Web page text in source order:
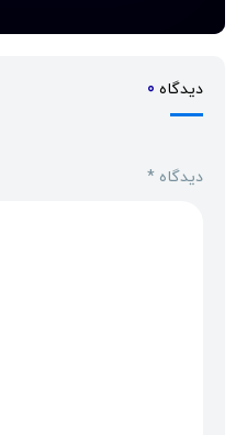
دیدگاه 0
دیدگاه *